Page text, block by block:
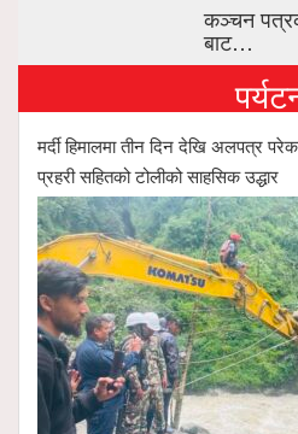
कञ्चन
बाट…
मर्दी हिमालमा तीन दिन देखि अलपत्र
प्रहरी सहितको टोलीको साहसिक उद्धार